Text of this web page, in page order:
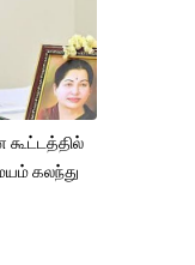
கூட்டத்தில்
கலந்து